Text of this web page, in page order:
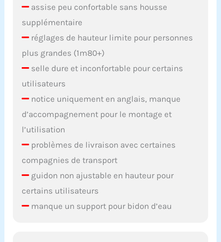
assise peu confortable sans housse
supplémentaire
réglages de hauteur limite pour personnes
plus grandes (1m80+)
selle dure et inconfortable pour certains
utilisateurs
notice uniquement en anglais, manque
d’accompagnement pour le montage et
l’utilisation
problèmes de livraison avec certaines
compagnies de transport
guidon non ajustable en hauteur pour
certains utilisateurs
manque un support pour bidon d’eau